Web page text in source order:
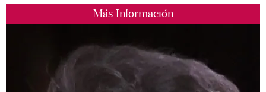
Más Información